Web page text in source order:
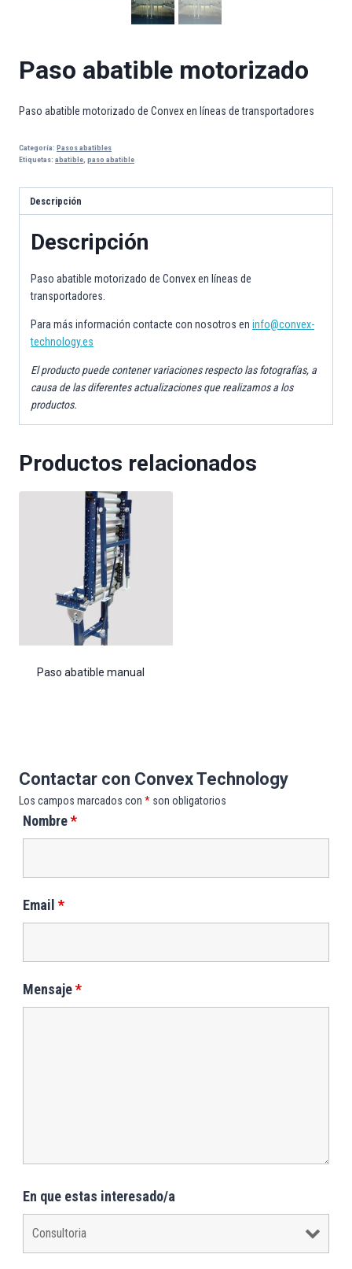
Paso abatible motorizado
Paso abatible motorizado de Convex en líneas de transportadores
Categoría: Pasos abatibles
Etiquetas: abatible, paso abatible
Descripción
Descripción
Paso abatible motorizado de Convex en líneas de
transportadores.
Para más información contacte con nosotros en info@convex-
technology.es
El producto puede contener variaciones respecto las fotografías, a
causa de las diferentes actualizaciones que realizamos a los
productos.
Productos relacionados
Paso abatible manual
Contactar con Convex Technology
Los campos marcados con * son obligatorios
Nombre*
Email *
Mensaje*
En que estas interesado/a